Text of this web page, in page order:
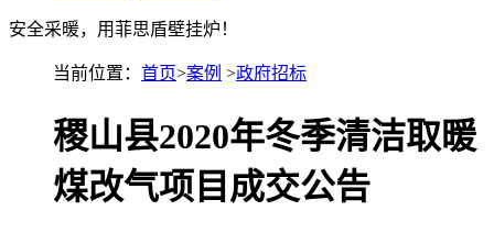
安全采暖，用菲思盾壁挂炉！
当前位置： 首页>案例 >政府招标
稷山县2020年冬季清洁取暖
煤改气项目成交公告